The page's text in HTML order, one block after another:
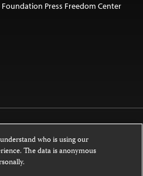
Press Freedom Center
is licensed under a
who is using our
The data is anonymous